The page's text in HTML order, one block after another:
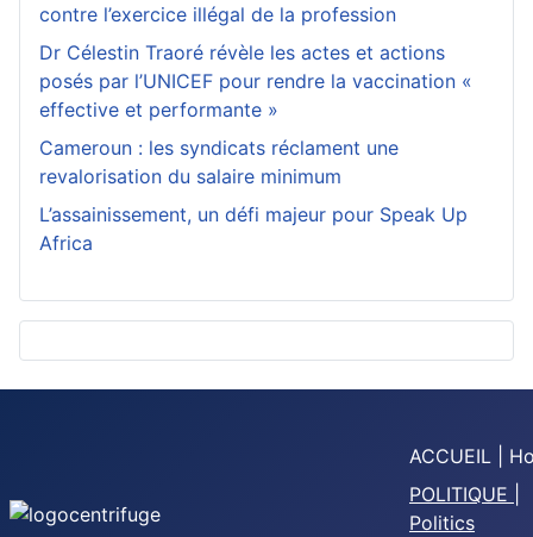
contre l’exercice illégal de la profession
Dr Célestin Traoré révèle les actes et actions
posés par l’UNICEF pour rendre la vaccination «
effective et performante »
Cameroun : les syndicats réclament une
revalorisation du salaire minimum
L’assainissement, un défi majeur pour Speak Up
Africa
ACCUEIL |
POLITIQUE |
Politics